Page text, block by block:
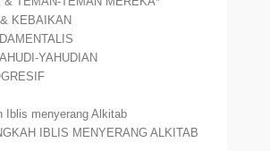
KEBAIKAN
YAHUDIAN
Iblis menyerang Alkitab
IBLIS MENYERANG ALKITAB